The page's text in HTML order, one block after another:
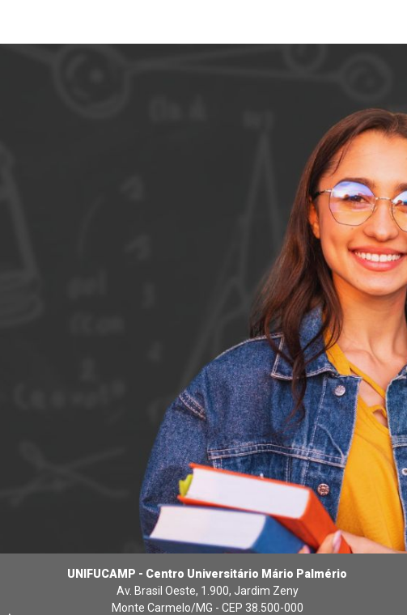
UNIFUCAMP - Centro Universitário Mário Palmério
Av. Brasil Oeste, 1.900, Jardim Zeny
Monte Carmelo/MG - CEP 38.500-000